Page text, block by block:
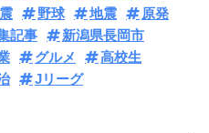
野球 地震
原発
記事
新潟県長岡市
グルメ
高校生
Jリーグ